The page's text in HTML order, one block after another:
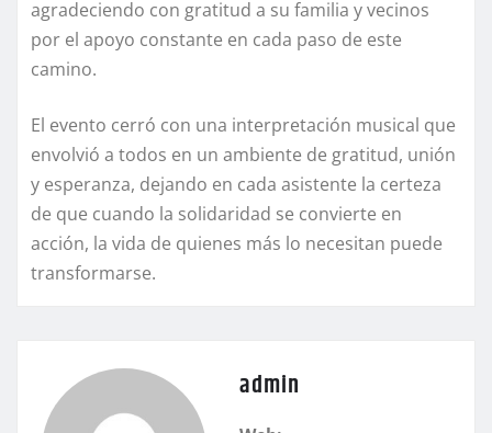
agradeciendo con gratitud a su familia y vecinos
por el apoyo constante en cada paso de este
camino.
El evento cerró con una interpretación musical que
envolvió a todos en un ambiente de gratitud, unión
y esperanza, dejando en cada asistente la certeza
de que cuando la solidaridad se convierte en
acción, la vida de quienes más lo necesitan puede
transformarse.
admin